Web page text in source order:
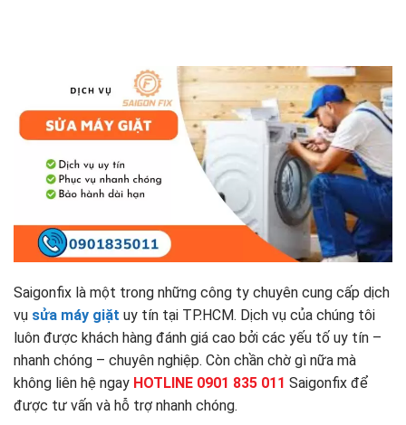
Saigonfix là một trong những công ty chuyên cung cấp dịch
vụ sửa máy giặt uy tín tại TP.HCM. Dịch vụ của chúng tôi
luôn được khách hàng đánh giá cao bởi các yếu tố uy tín –
nhanh chóng – chuyên nghiệp. Còn chần chờ gì nữa mà
không liên hệ ngay HOTLINE 0901 835 011 Saigonfix để
được tư vấn và hỗ trợ nhanh chóng.